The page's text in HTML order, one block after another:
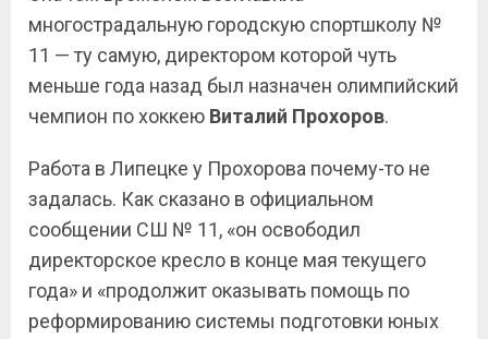
многострадальную городскую спортшколу №
11 — ту самую, директором которой чуть
меньше года назад был назначен олимпийский
чемпион по хоккею Виталий Прохоров.
Работа в Липецке у Прохорова почему-то не
задалась. Как сказано в официальном
сообщении СШ № 11, «он освободил
директорское кресло в конце мая текущего
года» и «продолжит оказывать помощь по
реформированию системы подготовки юных